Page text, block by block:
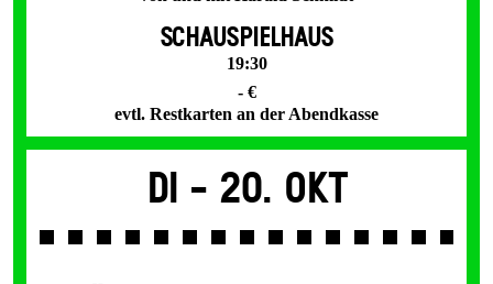
SCHAUSPIELHAUS
19:30
- €
evtl. Restkarten an der Abendkasse
Di - 20. Okt